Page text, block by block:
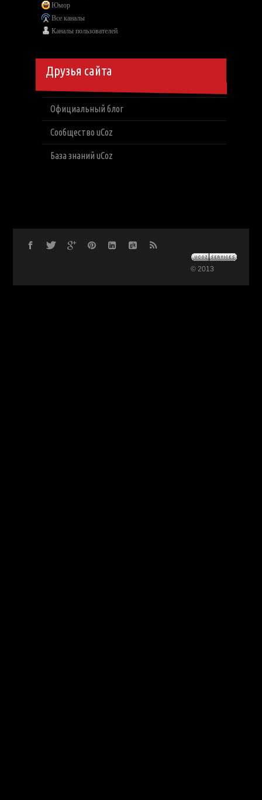
Юмор
Все каналы
Каналы пользователей
Друзья сайта
Официальный блог
Сообщество uCoz
База знаний uCoz
© 2013